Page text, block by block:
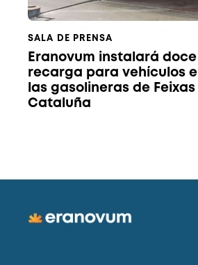
SALA DE PRENSA
Eranovum instalará
recarga para vehículos
las gasolineras de
Cataluña